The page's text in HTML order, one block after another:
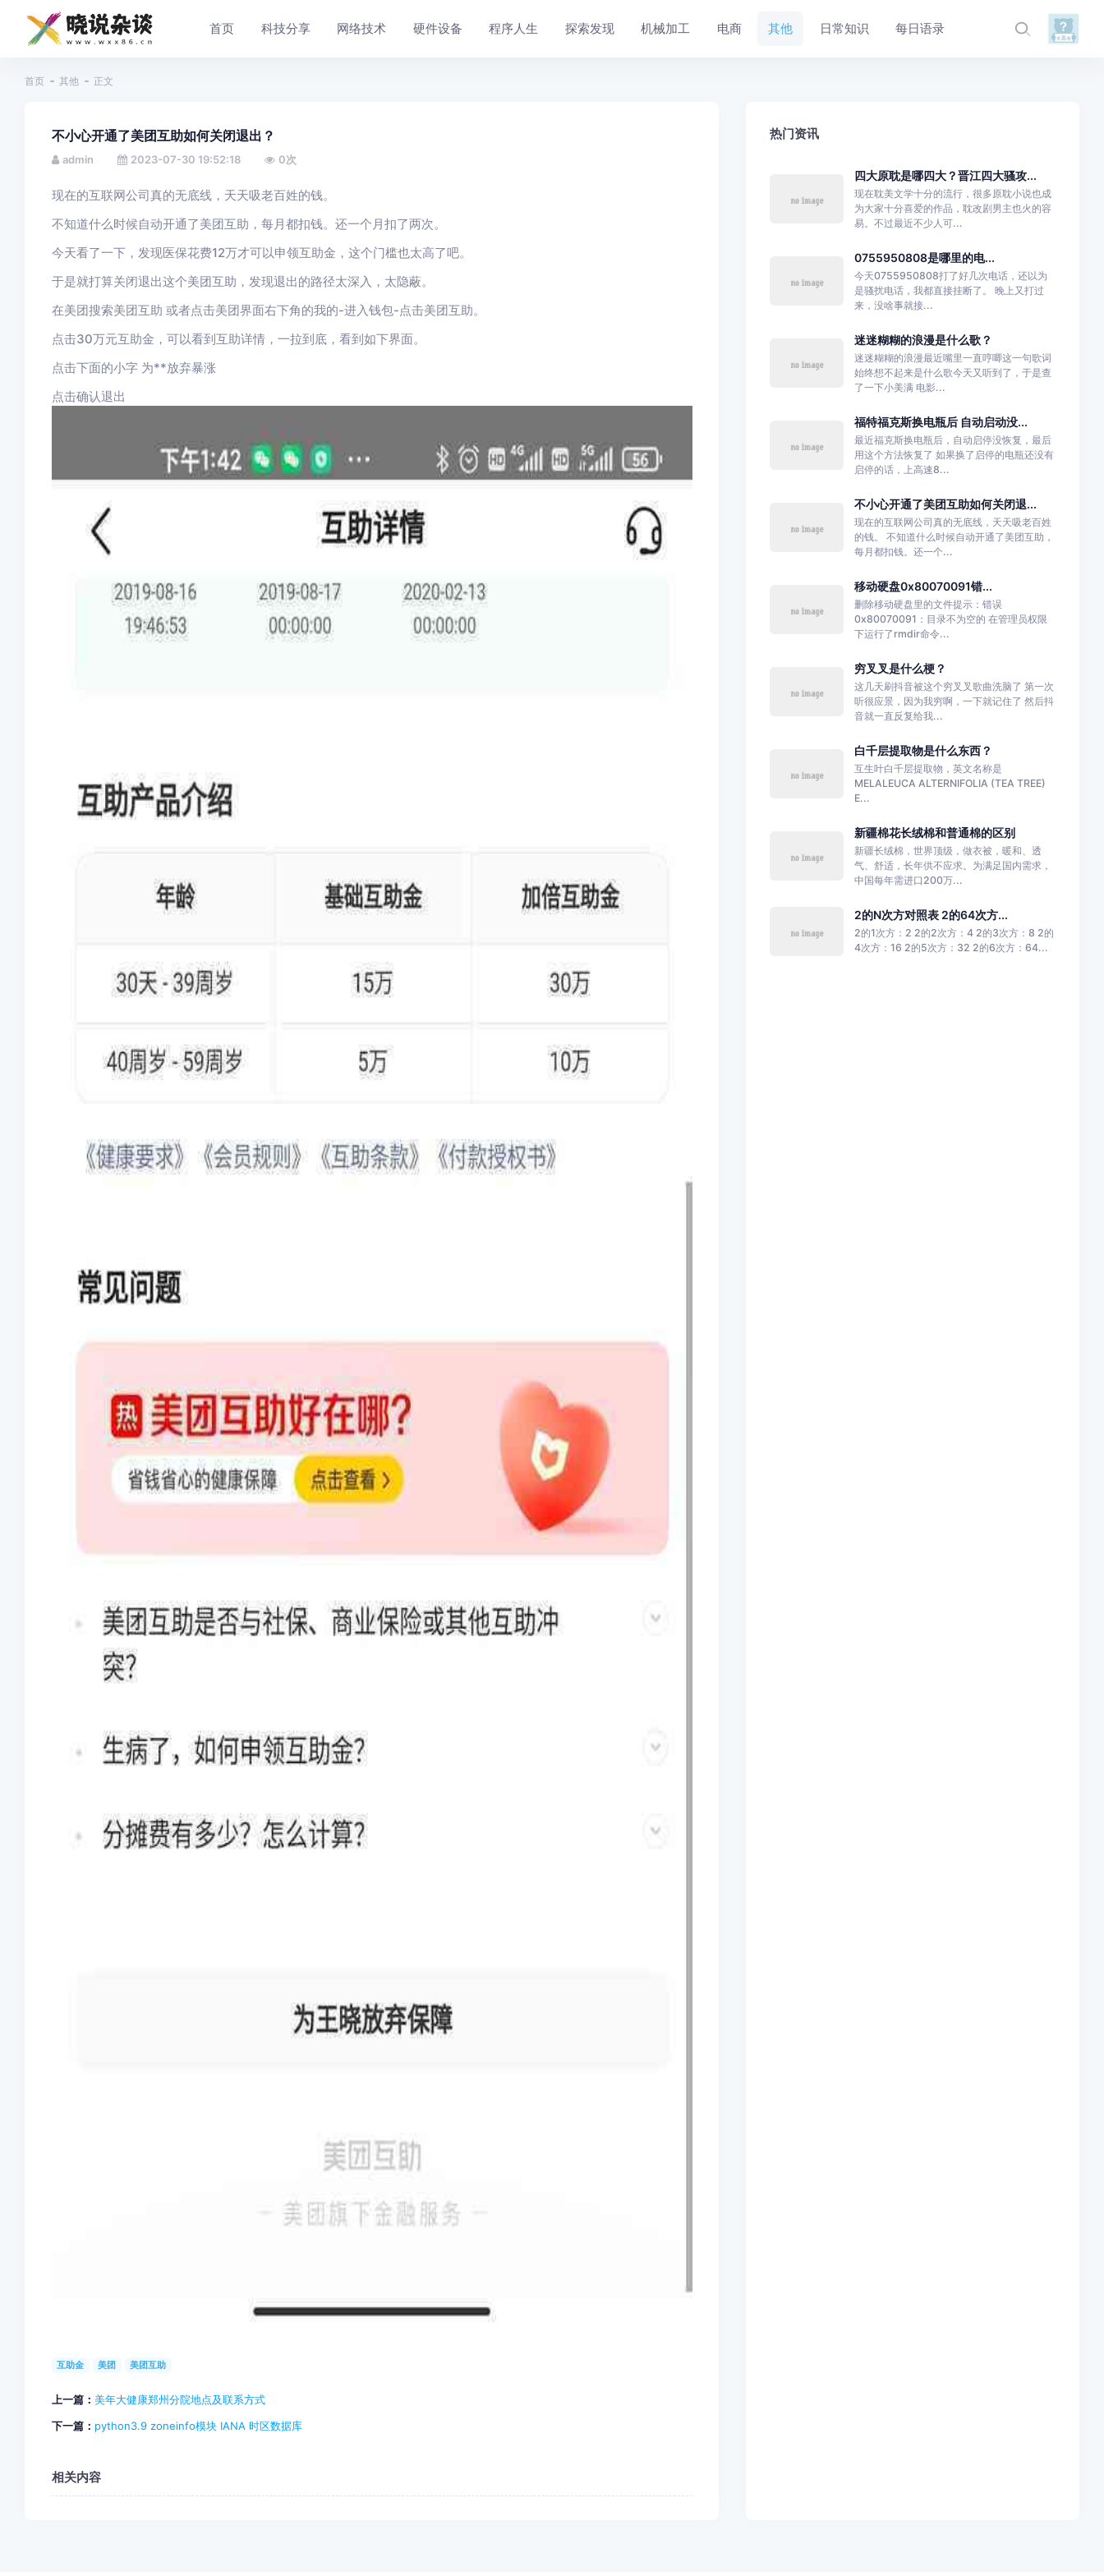
首页 科技分享 网络技术 硬件设备 程序人生 探索发现 机械加工 电商 其他 日常知识 每日语录
首页 其他 正文
不小心开通了美团互助如何关闭退出？
admin 2023-07-30 19:52:18 0次
现在的互联网公司真的无底线，天天吸老百姓的钱。
不知道什么时候自动开通了美团互助，每月都扣钱。还一个月扣了两次。
今天看了一下，发现医保花费12万才可以申领互助金，这个门槛也太高了吧。
于是就打算关闭退出这个美团互助，发现退出的路径太深入，太隐蔽。
在美团搜索美团互助 或者点击美团界面右下角的我的-进入钱包-点击美团互助。
点击30万元互助金，可以看到互助详情，一拉到底，看到如下界面。
点击下面的小字 为**放弃暴涨
点击确认退出
互助金 美团 美团互助
上一篇： 美年大健康郑州分院地点及联系方式
下一篇： python3.9 zoneinfo模块 IANA 时区数据库
相关内容
热门资讯
四大原耽是哪四大？晋江四大骚攻...
现在耽美文学十分的流行，很多原耽小说也成
为大家十分喜爱的作品，耽改剧男主也火的容
易。不过最近不少人可...
0755950808是哪里的电...
今天0755950808打了好几次电话，还以为
是骚扰电话，我都直接挂断了。 晚上又打过
来，没啥事就接...
迷迷糊糊的浪漫是什么歌？
迷迷糊糊的浪漫最近嘴里一直哼唧这一句歌词
始终想不起来是什么歌今天又听到了，于是查
了一下小美满 电影...
福特福克斯换电瓶后 自动启动没...
最近福克斯换电瓶后，自动启停没恢复，最后
用这个方法恢复了 如果换了启停的电瓶还没有
启停的话，上高速8...
不小心开通了美团互助如何关闭退...
现在的互联网公司真的无底线，天天吸老百姓
的钱。 不知道什么时候自动开通了美团互助，
每月都扣钱。还一个...
移动硬盘0x80070091错...
删除移动硬盘里的文件提示：错误
0x80070091：目录不为空的 在管理员权限
下运行了rmdir命令...
穷叉叉是什么梗？
这几天刷抖音被这个穷叉叉歌曲洗脑了 第一次
听很应景，因为我穷啊，一下就记住了 然后抖
音就一直反复给我...
白千层提取物是什么东西？
互生叶白千层提取物，英文名称是
MELALEUCA ALTERNIFOLIA (TEA TREE)
E...
新疆棉花长绒棉和普通棉的区别
新疆长绒棉，世界顶级，做衣被，暖和、透
气、舒适，长年供不应求。为满足国内需求，
中国每年需进口200万...
2的N次方对照表 2的64次方...
2的1次方：2 2的2次方：4 2的3次方：8 2的
4次方：16 2的5次方：32 2的6次方：64...